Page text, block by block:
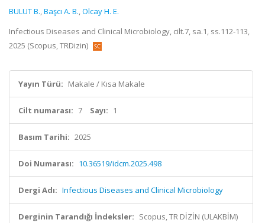
BULUT B.,Başcı A. B.,Olcay H. E.
Infectious Diseases and Clinical Microbiology, cilt.7, sa.1, ss.112-113,
2025 (Scopus, TRDizin)
Yayın Türü: Makale / Kısa Makale
Cilt numarası: 7 Sayı: 1
Basım Tarihi: 2025
Doi Numarası: 10.36519/idcm.2025.498
Dergi Adı: Infectious Diseases and Clinical Microbiology
Derginin Tarandığı İndeksler: Scopus, TR DİZİN (ULAKBİM)